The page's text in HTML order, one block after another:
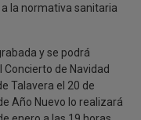
la normativa sanitaria
y se podrá
de Navidad
Talavera el 20 de
Año Nuevo lo realizará